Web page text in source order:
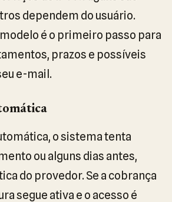
dependem do usuário.
é o primeiro passo para
prazos e possíveis
e-mail.
o sistema tenta
ou alguns dias antes,
do provedor. Se a cobrança
segue ativa e o acesso é